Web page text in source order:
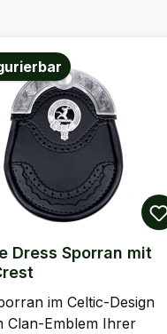
Dress Sporran mit
im Celtic-Design
Clan-Emblem Ihrer